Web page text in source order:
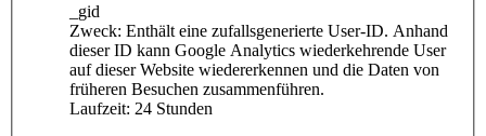
_gid
Zweck: Enthält eine zufallsgenerierte User-ID. Anhand
dieser ID kann Google Analytics wiederkehrende User
auf dieser Website wiedererkennen und die Daten von
früheren Besuchen zusammenführen.
Laufzeit: 24 Stunden